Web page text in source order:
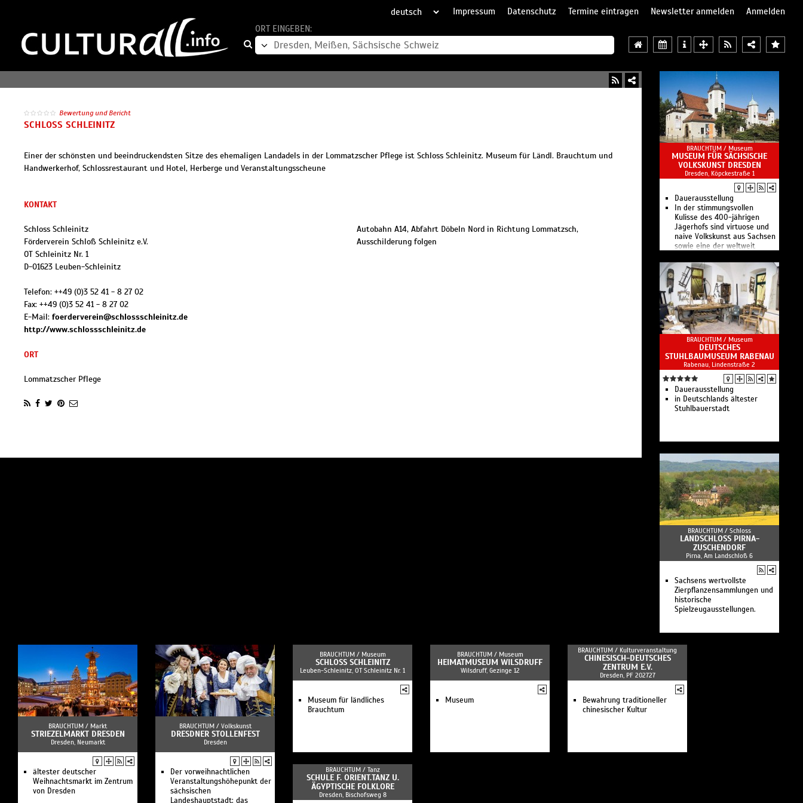
Impressum Datenschutz Termine eintragen Newsletter anmelden
Anmelden
ORT EINGEBEN:
Bewertung und Bericht
SCHLOSS SCHLEINITZ
Einer der schönsten und beeindruckendsten Sitze des ehemaligen Landadels in der Lommatzscher Pflege ist Schloss Schleinitz. Museum für Ländl. Brauchtum und
Handwerkerhof, Schlossrestaurant und Hotel, Herberge und Veranstaltungsscheune
KONTAKT
Schloss Schleinitz
Förderverein Schloß Schleinitz e.V.
OT Schleinitz Nr. 1
D-01623 Leuben-Schleinitz
Telefon: ++49 (0)3 52 41 - 8 27 02
Fax: ++49 (0)3 52 41 - 8 27 02
E-Mail: foerderverein@schlossschleinitz.de
http://www.schlossschleinitz.de
ORT
Lommatzscher Pflege
Autobahn A14, Abfahrt Döbeln Nord in Richtung Lommatzsch,
Ausschilderung folgen
BRAUCHTUM / Museum
MUSEUM FÜR SÄCHSISCHE
VOLKSKUNST DRESDEN
Dresden, Köpckestraße 1
Dauerausstellung
In der stimmungsvollen
Kulisse des 400-jährigen
Jägerhofs sind virtuose und
naive Volkskunst aus Sachsen
sowie eine der weltweit
Puppentheatersammlungen
beheimatet.
BRAUCHTUM / Museum
DEUTSCHES
STUHLBAUMUSEUM RABENAU
Rabenau, Lindenstraße 2
Dauerausstellung
in Deutschlands ältester
Stuhlbauerstadt
BRAUCHTUM / Schloss
LANDSCHLOSS PIRNA-Z
USCHENDORF
Pirna, Am Landschloß 6
Sachsens wertvollste
Zierpflanzensammlungen und
historische
Spielzeugausstellungen.
BRAUCHTUM / Markt
STRIEZELMARKT DRESDEN
Dresden, Neumarkt
ältester deutscher
Weihnachtsmarkt im Zentrum
von Dresden
BRAUCHTUM / Volkskunst
DRESDNER STOLLENFEST
Dresden
Der vorweihnachtlichen
Veranstaltungshöhepunkt der
sächsischen
Landeshauptstadt: das
BRAUCHTUM / Museum
SCHLOSS SCHLEINITZ
Leuben-Schleinitz, OT Schleinitz Nr. 1
Museum für ländliches
Brauchtum
BRAUCHTUM / Museum
HEIMATMUSEUM WILSDRUFF
Wilsdruff, Gezinge 12
Museum
BRAUCHTUM / Kulturveranstaltung
CHINESISCH-DEUTSCHES
ZENTRUM E.V.
Dresden, PF 202727
Bewahrung traditioneller
chinesischer Kultur
BRAUCHTUM / Tanz
SCHULE F. ORIENT.TANZ U.
ÄGYPTISCHE FOLKLORE
Dresden, Bischofsweg 8